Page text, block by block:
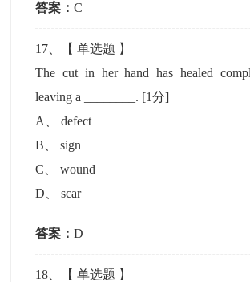
答案：C
17 、【单选题 】
The cut in her hand has healed
leaving a ________. [1分]
A
、defect
B 、sign
C 、wound
D 、scar
答案：D
18 、【单选题 】